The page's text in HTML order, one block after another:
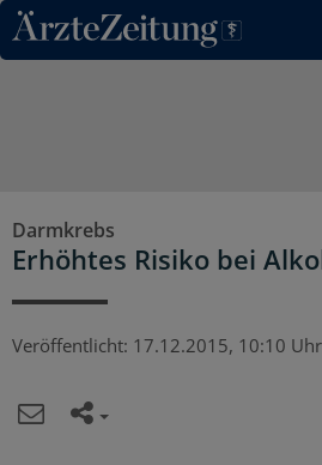
Direkt zum Inhaltsbereich
Darmkrebs
Erhöhtes Risiko bei
Veröffentlicht: 17.12.2015, 10:10 Uhr